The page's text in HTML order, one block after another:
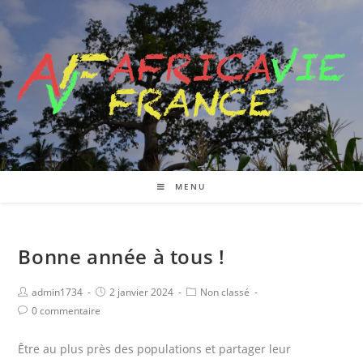
MENU
Bonne année à tous !
admin1734 2 janvier 2024
Non classé
0 commentaire
Être au plus près des populations et partager leur